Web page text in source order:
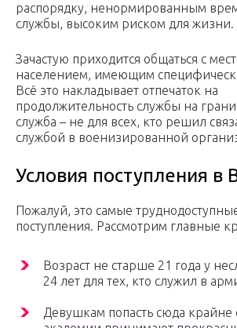
распорядку, ненормированным
службы, высоким риском для жизни.
Зачастую приходится общаться с
населением, имеющим
Всё это накладывает отпечаток на
продолжительность службы на
служба – не для всех, кто решил
службой в военизированной
Условия поступления в
Пожалуй, это самые
поступления. Рассмотрим главные
Возраст не старше 21 года у
24 лет для тех, кто служил в
Девушкам попасть сюда крайне